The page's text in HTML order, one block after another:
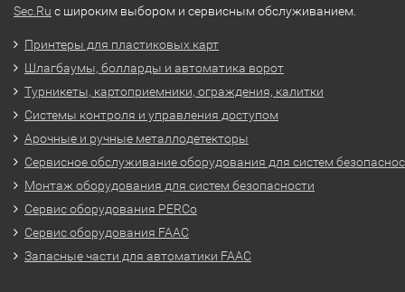
Sec.Ru с широким выбором и сервисным обслуживанием.
Принтеры для пластиковых карт
Шлагбаумы, болларды и автоматика ворот
Турникеты, картоприемники, ограждения, калитки
Системы контроля и управления доступом
Арочные и ручные металлодетекторы
Сервисное обслуживание оборудования для систем
Монтаж оборудования для систем безопасности
Сервис оборудования PERCo
Сервис оборудования FAAC
Запасные части для автоматики FAAC